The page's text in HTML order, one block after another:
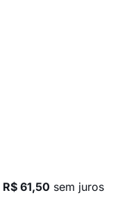
R$ 61,50 sem juros